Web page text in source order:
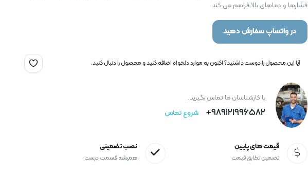
فشارها و دماهای بالا فراهم می کند.
در واتساپ سفارش دهید
آیا این محصول را دوست داشتید؟ اکنون به موارد دلخواه اضافه کنید و محصول را دنبال کنید.
با کارشناسان ما تماس بگیرید.
989121996582+ شروع تماس
قیمت های پایین
تضمین تطابق قیمت
نصب تضمینی
همیشه قسمت درست